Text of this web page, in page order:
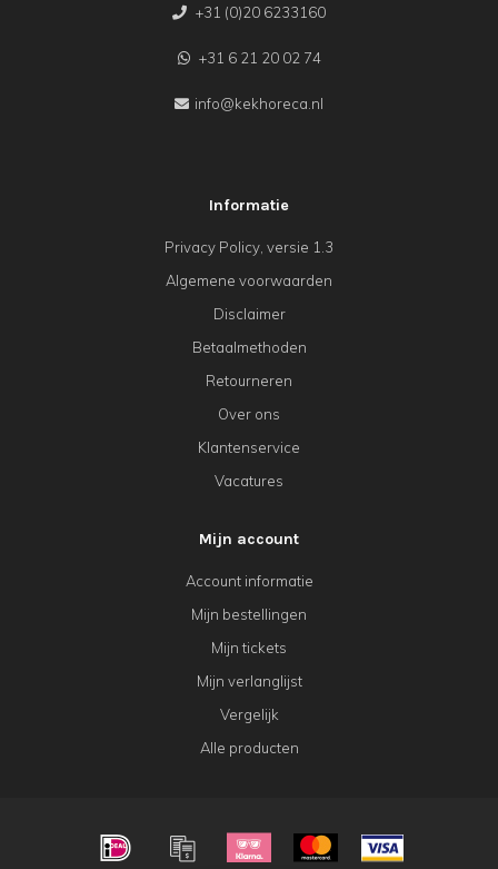
+31 (0)20 6233160
+31 6 21 20 02 74
info@kekhoreca.nl
Informatie
Privacy Policy, versie 1.3
Algemene voorwaarden
Disclaimer
Betaalmethoden
Retourneren
Over ons
Klantenservice
Vacatures
Mijn account
Account informatie
Mijn bestellingen
Mijn tickets
Mijn verlanglijst
Vergelijk
Alle producten